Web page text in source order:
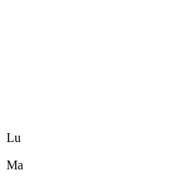
Lu
Ma